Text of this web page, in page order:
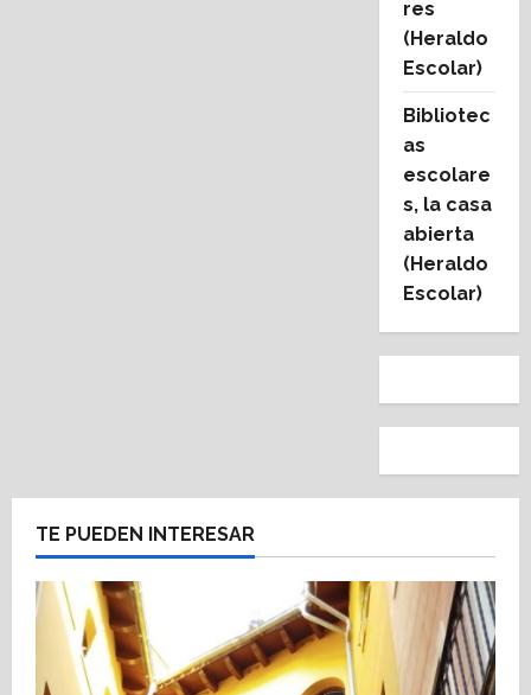
res
(Heraldo
Escolar)
Bibliotec
as
escolare
s, la casa
abierta
(Heraldo
Escolar)
TE PUEDEN INTERESAR